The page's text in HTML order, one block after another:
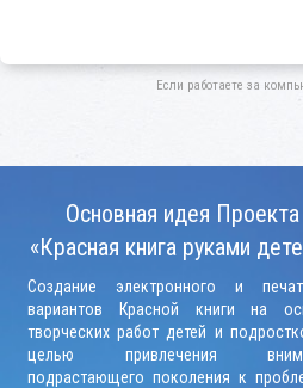
Если работаете за
Основная идея Проекта
«Красная книга руками
Создание электронного и
вариантов Красной книги на
творческих работ детей и
целью привлечения
подрастающего поколения к